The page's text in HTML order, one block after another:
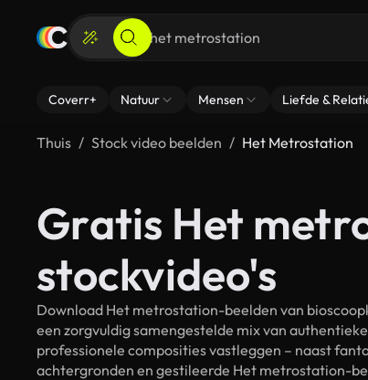
Coverr+ Natuur Mensen Liefde &
Thuis Stock video beelden Het Metrostation
Gratis Het
stockvideo's
Download Het metrostation-beelden van
een zorgvuldig samengestelde mix van
professionele composities vastleggen – naast
achtergronden en gestileerde Het metrostation-